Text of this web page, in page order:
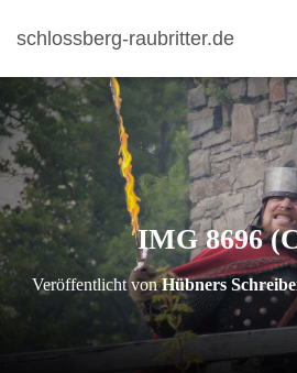
schlossberg-raubritter.de
IMG 8696
Veröffentlicht vonHübners